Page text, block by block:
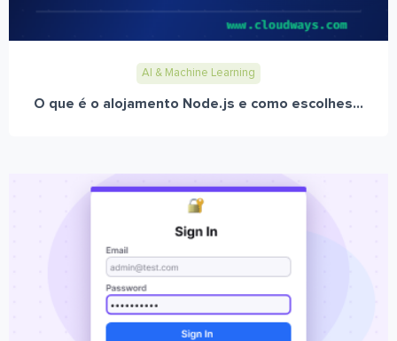
AI & Machine Learning
O que é o alojamento Node.js e como escolhes...